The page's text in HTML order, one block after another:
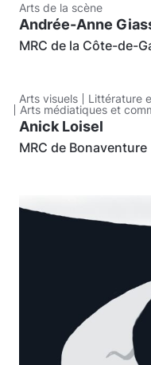
Arts de la scène
Andrée-Anne
MRC de la Côte-de-
Arts visuels
Littérature
Arts médiatiques et
Anick Loisel
MRC de Bonaventure